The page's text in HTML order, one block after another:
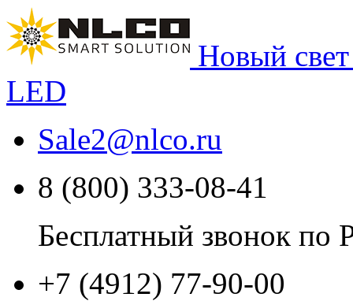
Новый
LED
Sale2@nlco.ru
8 (800) 333-08-41
Бесплатный звонок по
+7 (4912) 77-90-00